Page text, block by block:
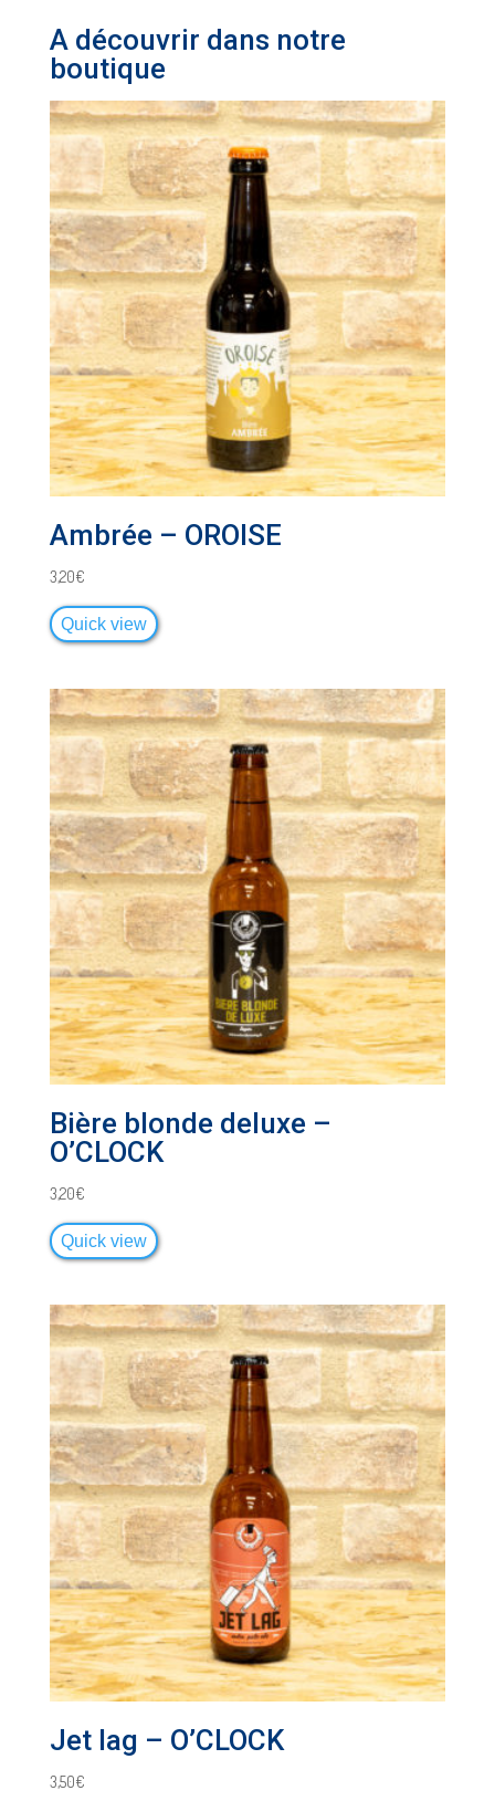
A découvrir dans notre
boutique
Ambrée – OROISE
3,20€
Quick view
Bière blonde deluxe –
O’CLOCK
3,20€
Quick view
Jet lag – O’CLOCK
3,50€